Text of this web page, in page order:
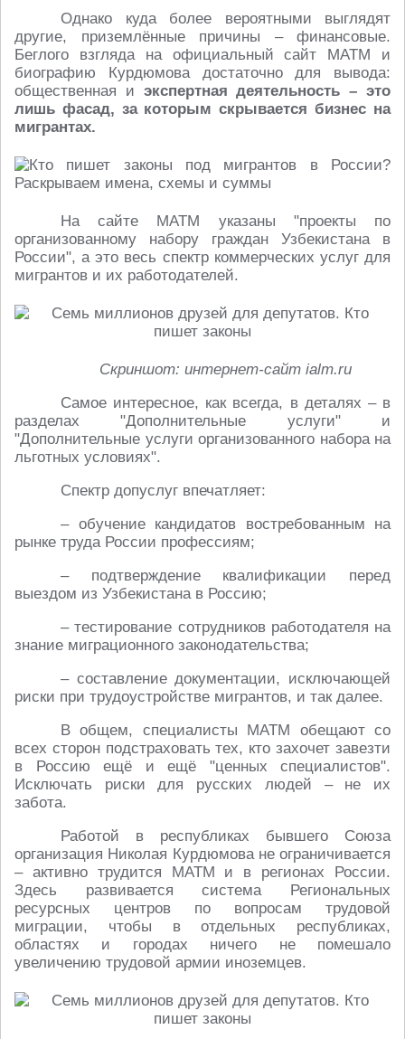
Однако куда более вероятными выглядят
другие, приземлённые причины – финансовые.
Беглого взгляда на официальный сайт МАТМ и
биографию Курдюмова достаточно для вывода:
общественная и экспертная деятельность – это
лишь фасад, за которым скрывается бизнес на
мигрантах.
На сайте МАТМ указаны "проекты по
организованному набору граждан Узбекистана в
России", а это весь спектр коммерческих услуг для
мигрантов и их работодателей.
Скриншот: интернет-сайт ialm.ru
Самое интересное, как всегда, в деталях – в
разделах "Дополнительные услуги" и
"Дополнительные услуги организованного набора на
льготных условиях".
Спектр допуслуг впечатляет:
– обучение кандидатов востребованным на
рынке труда России профессиям;
– подтверждение квалификации перед
выездом из Узбекистана в Россию;
– тестирование сотрудников работодателя на
знание миграционного законодательства;
– составление документации, исключающей
риски при трудоустройстве мигрантов, и так далее.
В общем, специалисты МАТМ обещают со
всех сторон подстраховать тех, кто захочет завезти
в Россию ещё и ещё "ценных специалистов".
Исключать риски для русских людей – не их
забота.
Работой в республиках бывшего Союза
организация Николая Курдюмова не ограничивается
– активно трудится МАТМ и в регионах России.
Здесь развивается система Региональных
ресурсных центров по вопросам трудовой
миграции, чтобы в отдельных республиках,
областях и городах ничего не помешало
увеличению трудовой армии иноземцев.